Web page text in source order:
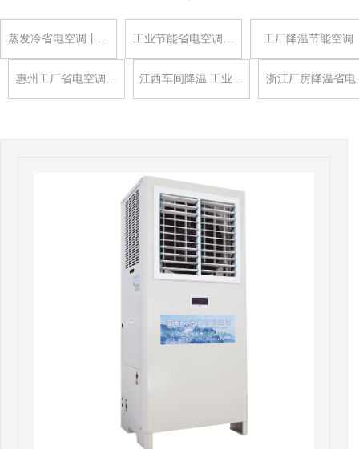
蒸发冷省电空调丨… 工业节能省电空调… 工厂降温节能空调
惠州工厂省电空调… 江西车间降温 工业… 浙江厂房降温省